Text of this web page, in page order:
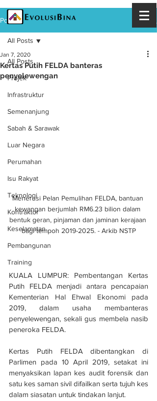
Post
All Posts
Projek
Infrastruktur
Semenanjung
Sabah & Sarawak
Luar Negara
Perumahan
Isu Rakyat
Teknologi
Kontraktor
Keselamatan
Pembangunan
Training
All Posts
Kertas Putih FELDA banteras
penyelewengan
Jan 7, 2020
Menerusi Pelan Pemulihan FELDA, bantuan
kewangan berjumlah RM6.23 bilion dalam
bentuk geran, pinjaman dan jaminan kerajaan
bagi tempoh 2019-2025. - Arkib NSTP
KUALA LUMPUR: Pembentangan Kertas
Putih FELDA menjadi antara pencapaian
Kementerian Hal Ehwal Ekonomi pada
2019, dalam usaha membanteras
penyelewengan, sekali gus membela nasib
peneroka FELDA.
Kertas Putih FELDA dibentangkan di
Parlimen pada 10 April 2019, setakat ini
menyaksikan lapan kes audit forensik dan
satu kes saman sivil difailkan serta tujuh kes
dalam siasatan untuk tindakan lanjut.